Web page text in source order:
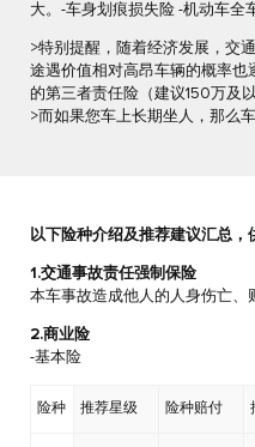
大。-车身划痕损失险 -机动车全
>特别提醒，随着经济发展，交
途遇价值相对高昂车辆的概率也
的第三者责任险（建议150万及以
>而如果您车上长期坐人，那么
以下险种介绍及推荐建议汇总，
1.交通事故责任强制保险
本车事故造成他人的人身伤亡、
2.商业险
-基本险
险种 推荐星级 险种赔付